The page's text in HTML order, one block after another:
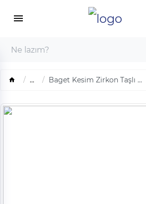
... Baget Kesim Zirkon Taşlı ...